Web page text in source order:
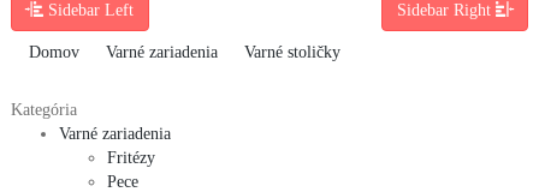
Sidebar Left Sidebar Right
Domov Varné zariadenia Varné stoličky
Kategória
Varné zariadenia
Fritézy
Pece